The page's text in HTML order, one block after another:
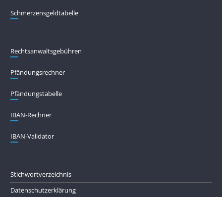
Schmerzensgeldtabelle
Rechtsanwaltsgebühren
Pfändungs­rechner
Pfändungs­tabelle
IBAN-Rechner
IBAN-Validator
Stichwortverzeichnis
Datenschutzerklärung